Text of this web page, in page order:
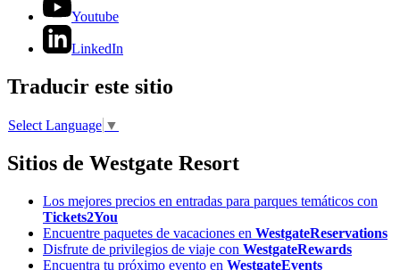
Youtube
LinkedIn
Traducir este sitio
Select Language ▼
Sitios de Westgate Resort
Los mejores precios en entradas para parques temáticos con
Tickets2You
Encuentre paquetes de vacaciones en WestgateReservations
Disfrute de privilegios de viaje con WestgateRewards
Encuentra tu próximo evento en WestgateEvents